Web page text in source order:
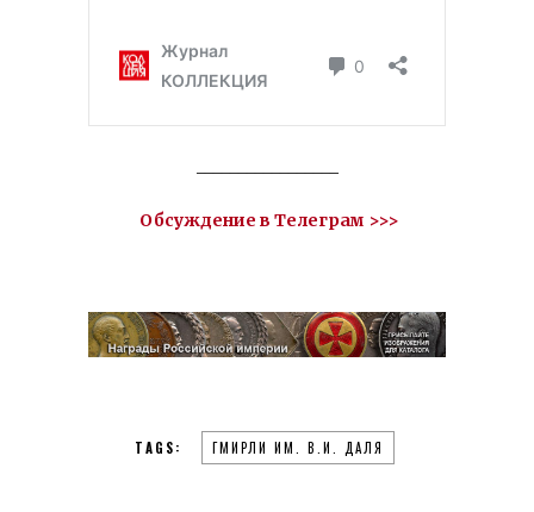
Обсуждение в Телеграм >>>
TAGS: ГМИРЛИ ИМ. В.И. ДАЛЯ